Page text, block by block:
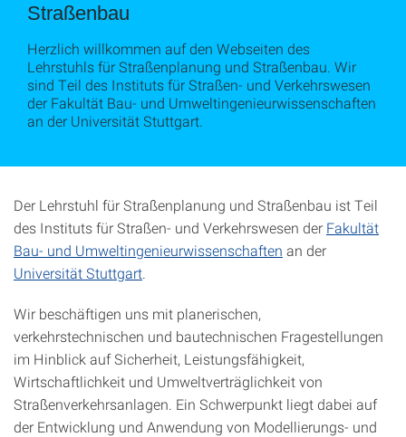
Straßenbau
Herzlich willkommen auf den Webseiten des
Lehrstuhls für Straßenplanung und Straßenbau. Wir
sind Teil des Instituts für Straßen- und Verkehrswesen
der Fakultät Bau- und Umweltingenieurwissenschaften
an der Universität Stuttgart.
Der Lehrstuhl für Straßenplanung und Straßenbau ist Teil
des Instituts für Straßen- und Verkehrswesen der Fakultät
Bau- und Umweltingenieurwissenschaften an der
Universität Stuttgart
Wir beschäftigen uns mit planerischen,
verkehrstechnischen und bautechnischen Fragestellungen
im Hinblick auf Sicherheit, Leistungsfähigkeit,
Wirtschaftlichkeit und Umweltverträglichkeit von
Straßenverkehrsanlagen. Ein Schwerpunkt liegt dabei auf
der Entwicklung und Anwendung von Modellierungs- und